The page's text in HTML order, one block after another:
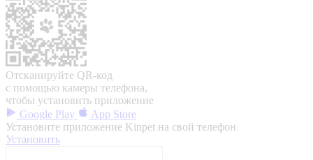
Отсканируйте QR-код
с помощью камеры телефона,
чтобы установить приложение
Google Play
App Store
Установите приложение Kinpet на свой телефон
Установить